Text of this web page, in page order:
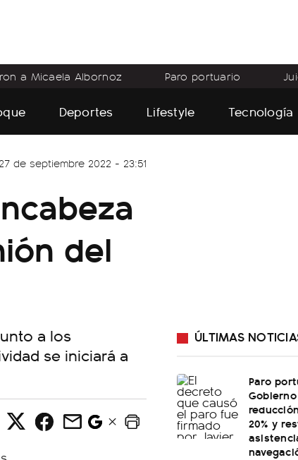
a Micaela Albornoz Paro portuario
Deportes Lifestyle Tecnología
27 de septiembre 2022 - 23:51
del
a los
se iniciará a
ÚLTIMAS
Paro
20% y